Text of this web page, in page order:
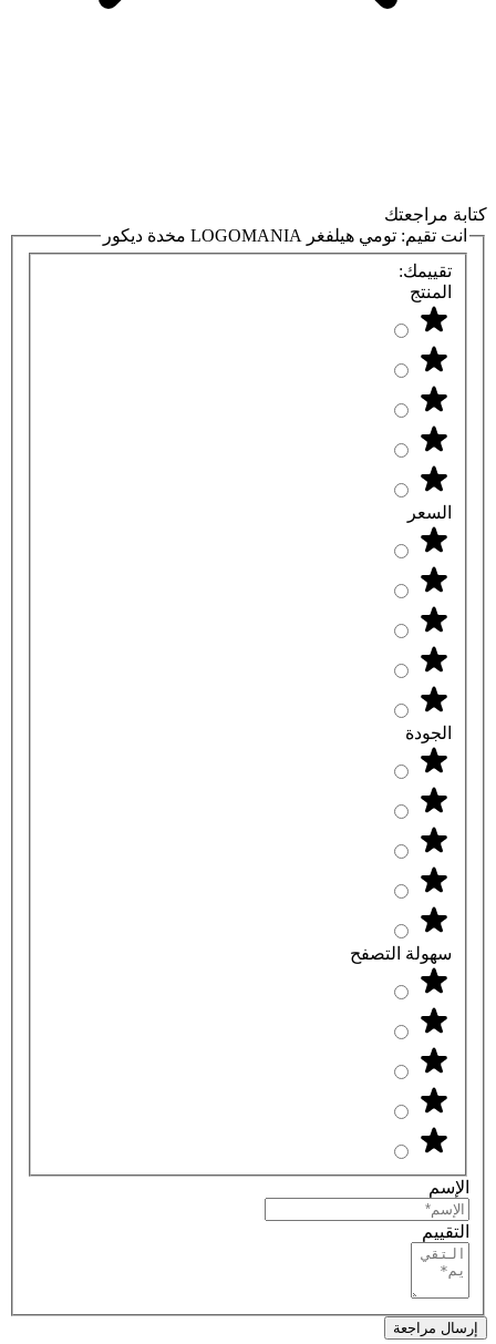
كتابة مراجعتك
انت تقيم: تومي هيلفغر LOGOMANIA مخدة ديكور
تقييمك:
المنتج
السعر
الجودة
سهولة التصفح
الإسم
التقييم
إرسال مراجعة